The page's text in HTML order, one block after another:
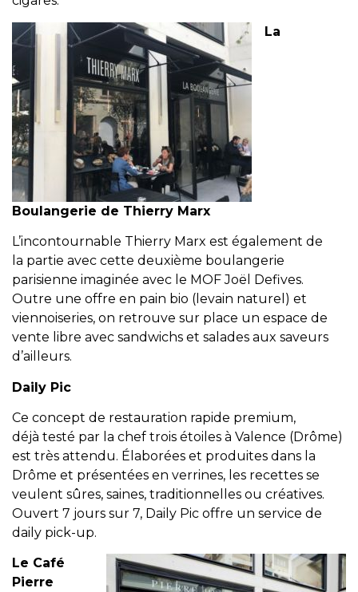
La
Boulangerie de Thierry Marx
L’incontournable Thierry Marx est également de
la partie avec cette deuxième boulangerie
parisienne imaginée avec le MOF Joël Defives.
Outre une offre en pain bio (levain naturel) et
viennoiseries, on retrouve sur place un espace de
vente libre avec sandwichs et salades aux saveurs
d’ailleurs.
Daily Pic
Ce concept de restauration rapide premium,
déjà testé par la chef trois étoiles à Valence (Drôme)
est très attendu. Élaborées et produites dans la
Drôme et présentées en verrines, les recettes se
veulent sûres, saines, traditionnelles ou créatives.
Ouvert 7 jours sur 7, Daily Pic offre un service de
daily pick-up.
Le Café
Pierre